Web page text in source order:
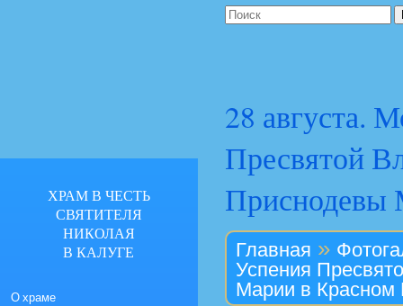
28 августа.
Пресвятой
Приснодевы
Главная »
Успения
Марии в Красном
ХРАМ В ЧЕСТЬ
СВЯТИТЕЛЯ
НИКОЛАЯ
В КАЛУГЕ
О храме